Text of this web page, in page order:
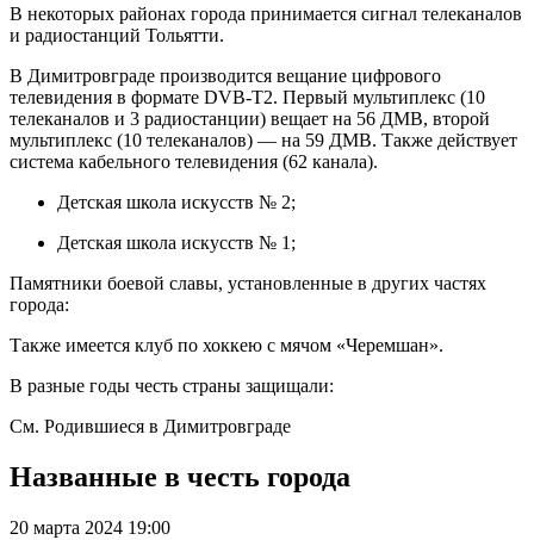
В некоторых районах города принимается сигнал телеканалов
и радиостанций Тольятти.
В Димитровграде производится вещание цифрового
телевидения в формате DVB-T2. Первый мультиплекс (10
телеканалов и 3 радиостанции) вещает на 56 ДМВ, второй
мультиплекс (10 телеканалов) — на 59 ДМВ. Также действует
система кабельного телевидения (62 канала).
Детская школа искусств № 2;
Детская школа искусств № 1;
Памятники боевой славы, установленные в других частях
города:
Также имеется клуб по хоккею с мячом «Черемшан».
В разные годы честь страны защищали:
См. Родившиеся в Димитровграде
Названные в честь города
20 марта 2024 19:00